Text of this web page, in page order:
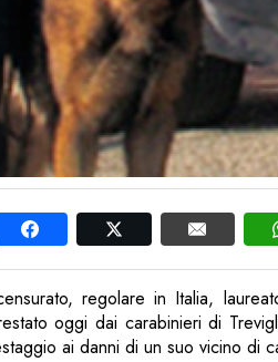
regolare in Italia,
oggi dai carabinieri di
ai danni di un suo vicino di